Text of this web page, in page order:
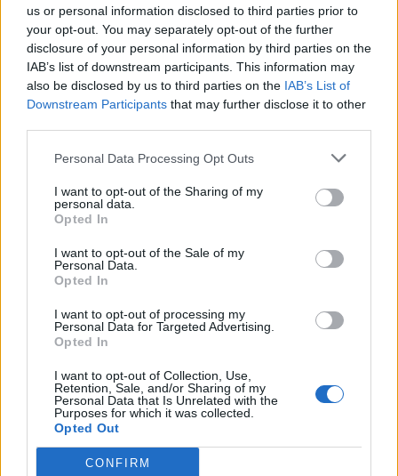
us or personal information disclosed to third parties prior to
your opt-out. You may separately opt-out of the further
disclosure of your personal information by third parties on the
IAB’s list of downstream participants. This information may
also be disclosed by us to third parties on the IAB’s List of
Downstream Participants that may further disclose it to other
Personal Data Processing Opt Outs
I want to opt-out of the Sharing of my
personal data.
Opted In
I want to opt-out of the Sale of my
Personal Data.
Opted In
I want to opt-out of processing my
Personal Data for Targeted Advertising.
Opted In
I want to opt-out of Collection, Use,
Retention, Sale, and/or Sharing of my
Personal Data that Is Unrelated with the
Purposes for which it was collected.
Opted Out
CONFIRM
Il materiale (testo, foto e video) consultabile in questo portale è di nostra proprietà.
Alcune foto (screenshot) ed articoli presenti su "Calciomercato Magazine" sono in parte
giunti da internet, in quanto arrivati alla nostra attenzione attraverso regolari
comunicati stampa con immagini e testi allegati ed autorizzati alla pubblicazione, e
quindi valutati di pubblico dominio. Se i soggetti o gli autori avessero qualcosa in
contrario alla pubblicazione, non avranno che da segnalarlo alla redazione (indirizzo
redazione@napolimagazine.com